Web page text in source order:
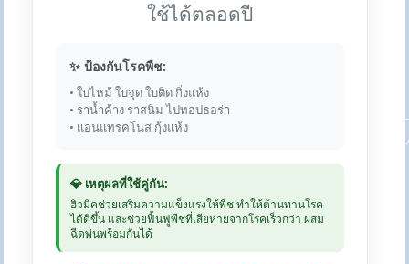
ใช้ได้ตลอดปี
✨ ป้องกันโรคพืช:
• ใบไหม้ ใบจุด ใบติด กิ่งแห้ง
• ราน้ำค้าง ราสนิม ไปทอปธอร่า
• แอนแทรคโนส กุ้งแห้ง
💎 เหตุผลที่ใช้คู่กัน:
ฮิวมิคช่วยเสริมความแข็งแรงให้พืช ทำให้ต้านทานโรค
ได้ดีขึ้น และช่วยฟื้นฟูพืชที่เสียหายจากโรคเร็วกว่า ผสม
ฉีดพ่นพร้อมกันได้